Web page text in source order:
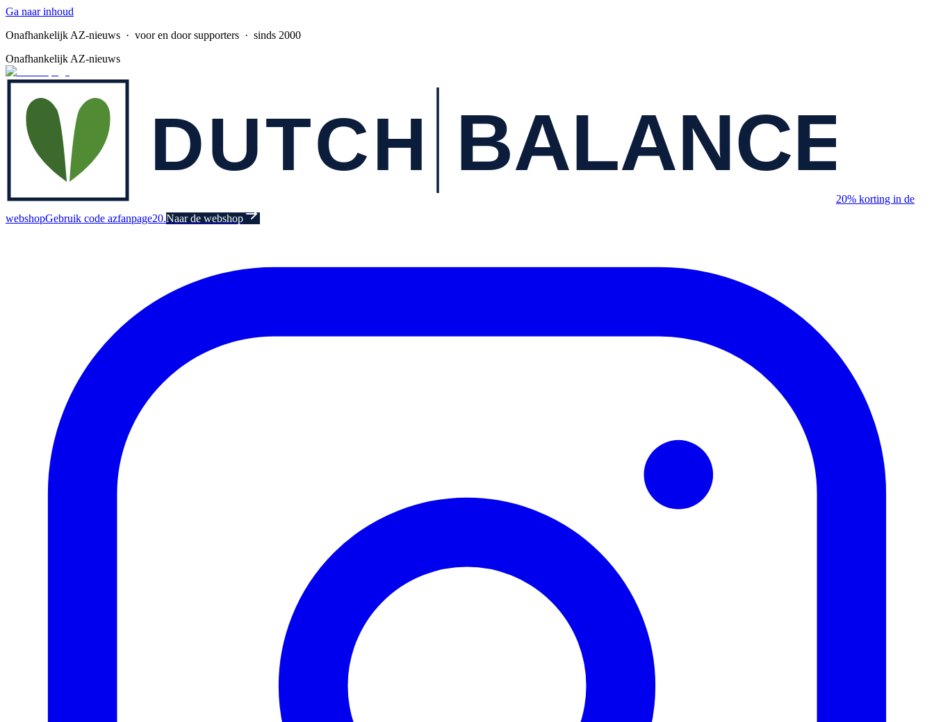
Ga naar inhoud
Onafhankelijk AZ-nieuws · voor en door supporters · sinds 2000
Onafhankelijk AZ-nieuws
20% korting in de
webshopGebruik code azfanpage20.Naar de webshop